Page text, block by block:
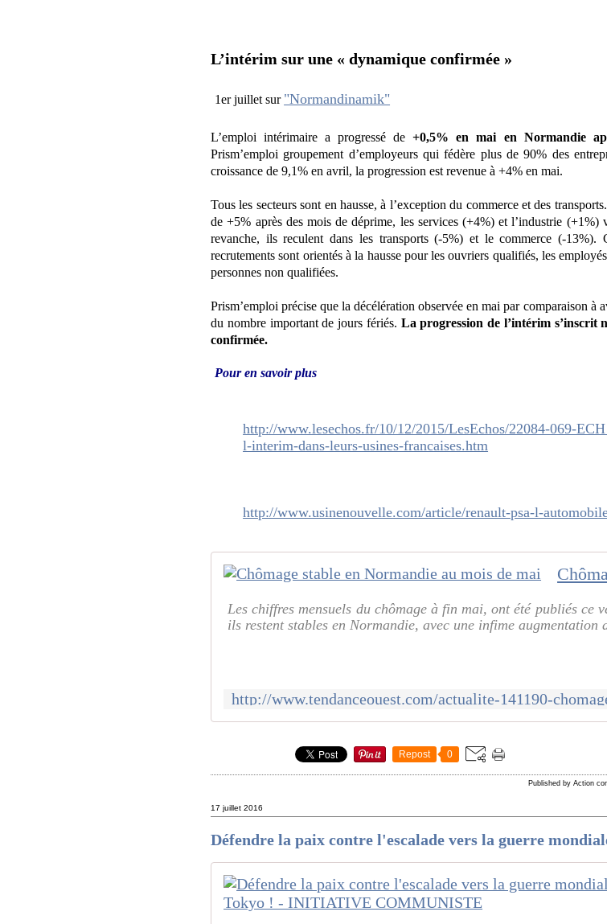
L’intérim sur une « dynamique confirmée »
1er juillet sur "Normandinamik"
L’emploi intérimaire a progressé de+0,5% en mai en Normandie
Prism’emploi groupement d’employeurs qui fédère plus de 90% des
croissance de 9,1% en avril, la progression est revenue à +4% en mai.
Tous les secteurs sont en hausse, à l’exception du commerce et des
de +5% après des mois de déprime, les services (+4%) et l’industrie
revanche, ils reculent dans les transports (-5%) et le commerce (-13%).
recrutements sont orientés à la hausse pour les ouvriers qualifiés, les
personnes non qualifiées.
Prism’emploi précise que la décélération observée en mai par comparaison à
du nombre important de jours fériés. La progression de l’intérim s’inscrit
confirmée.
Pour en savoir plus
http://www.lesechos.fr/10/12/2015/LesEchos/22084-069-
l-interim-dans-leurs-usines-francaises.htm
http://www.usinenouvelle.com/article/renault-psa-l-
Les chiffres mensuels du chômage à fin mai, ont été publiés ce
ils restent stables en Normandie, avec une infime
Repost 0
Published by Action
17 juillet 2016
Défendre la paix contre l'escalade vers la guerre